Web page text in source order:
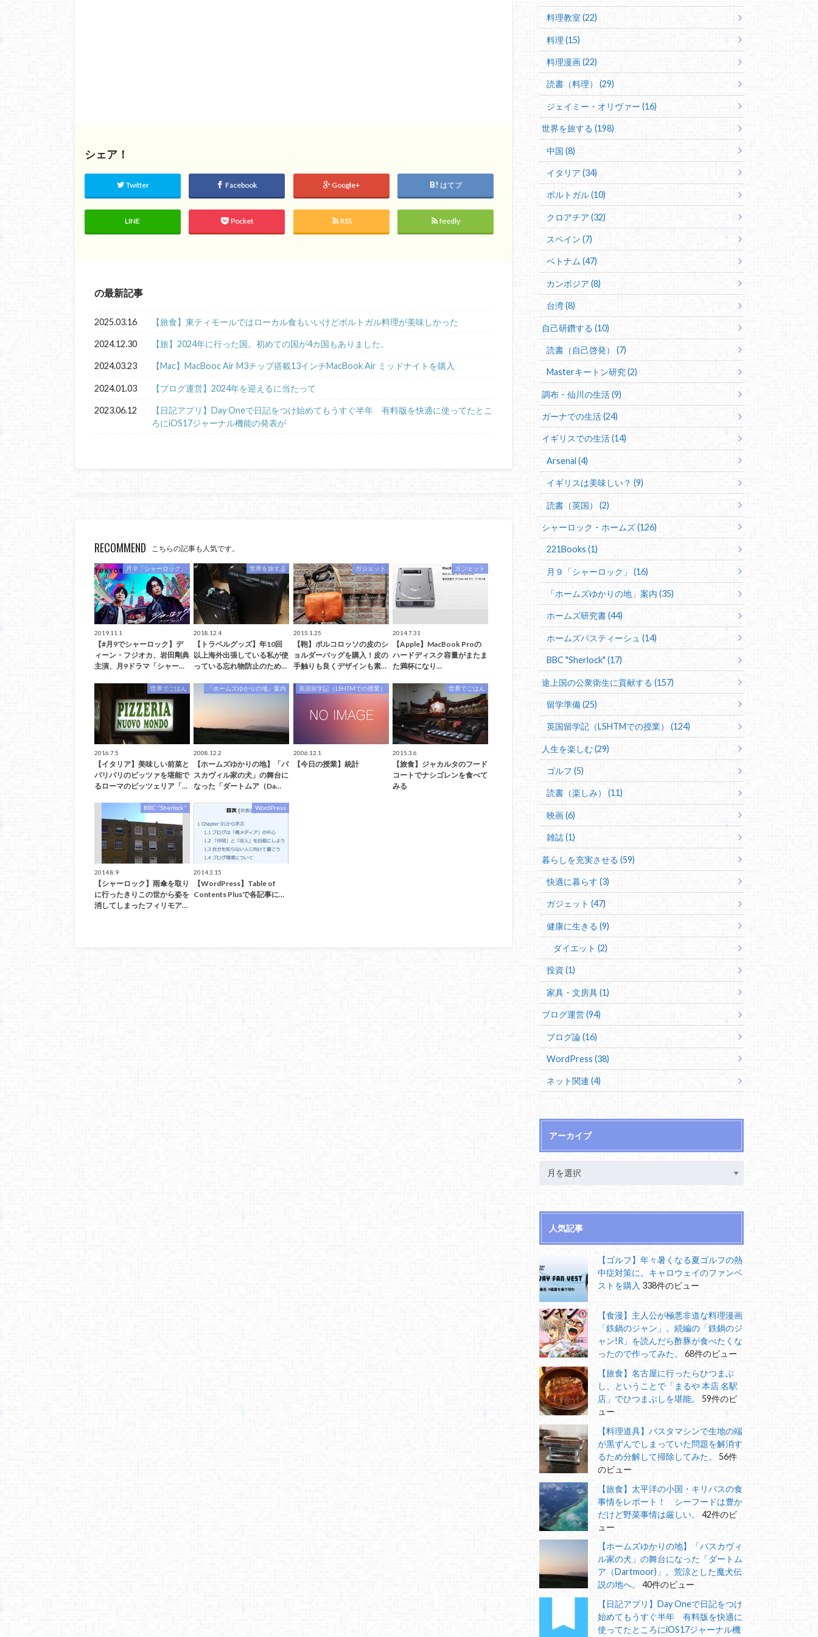
シェア！
Twitter Facebook Google+ はてブ
LINE Pocket RSS feedly
の最新記事
2025.03.16 【旅食】東ティモールではローカル食もいいけどポルトガル料理が美味しかった
2024.12.30 【旅】2024年に行った国。初めての国が4カ国もありました。
2024.03.23 【Mac】MacBooc Air M3チップ搭載13インチMacBook Air ミッドナイトを購入
2024.01.03 【ブログ運営】2024年を迎えるに当たって
2023.06.12
【日記アプリ】Day Oneで日記をつけ始めてもうすぐ半年 有料版を快適に使ってたとこ
ろにiOS17ジャーナル機能の発表が
RECOMMEND こちらの記事も人気です。
月９「シャーロック」
2019.11.1
【#月9でシャーロック】デ
ィーン・フジオカ、岩田剛典
主演、月9ドラマ「シャー…
世界を旅する
2018.12.4
【トラベルグッズ】年10回
以上海外出張している私が使
っている忘れ物防止のため…
ガジェット
2015.1.25
【鞄】ポルコロッソの皮のシ
ョルダーバッグを購入！皮の
手触りも良くデザインも素…
ガジェット
2014.7.31
【Apple】MacBook Proの
ハードディスク容量がまたま
た満杯になり…
世界でごはん
2016.7.5
【イタリア】美味しい前菜と
パリパリのピッツァを堪能で
るローマのピッツェリア「…
「ホームズゆかりの地」案内
2008.12.2
【ホームズゆかりの地】「バ
スカヴィル家の犬」の舞台に
なった「ダートムア（Da…
英国留学記（LSHTMでの授業）
2006.12.1
【今日の授業】統計
世界でごはん
2015.3.6
【旅食】ジャカルタのフード
コートでナシゴレンを食べて
みる
BBC "Sherlock"
2014.8.9
【シャーロック】雨傘を取り
に行ったきりこの世から姿を
消してしまったフィリモア…
WordPress
2014.3.15
【WordPress】Table of
Contents Plusで各記事に…
料理教室 (22)
料理 (15)
料理漫画 (22)
読書（料理） (29)
ジェイミー・オリヴァー (16)
世界を旅する (198)
中国 (8)
イタリア (34)
ポルトガル (10)
クロアチア (32)
スペイン (7)
ベトナム (47)
カンボジア (8)
台湾 (8)
自己研鑽する (10)
読書（自己啓発） (7)
Masterキートン研究 (2)
調布・仙川の生活 (9)
ガーナでの生活 (24)
イギリスでの生活 (14)
Arsenal (4)
イギリスは美味しい？ (9)
読書（英国） (2)
シャーロック・ホームズ (126)
221Books (1)
月９「シャーロック」 (16)
「ホームズゆかりの地」案内 (35)
ホームズ研究書 (44)
ホームズパスティーシュ (14)
BBC "Sherlock" (17)
途上国の公衆衛生に貢献する (157)
留学準備 (25)
英国留学記（LSHTMでの授業） (124)
人生を楽しむ (29)
ゴルフ (5)
読書（楽しみ） (11)
映画 (6)
雑誌 (1)
暮らしを充実させる (59)
快適に暮らす (3)
ガジェット (47)
健康に生きる (9)
ダイエット (2)
投資 (1)
家具・文房具 (1)
ブログ運営 (94)
ブログ論 (16)
WordPress (38)
ネット関連 (4)
アーカイブ
人気記事
【ゴルフ】年々暑くなる夏ゴルフの熱
中症対策に。キャロウェイのファンベ
ストを購入 338件のビュー
【食漫】主人公が極悪非道な料理漫画
「鉄鍋のジャン」。続編の「鉄鍋のジ
ャン!R」を読んだら酢豚が食べたくな
ったので作ってみた。
68件のビュー
【旅食】名古屋に行ったらひつまぶ
し、ということで「まるや 本店 名駅
店」でひつまぶしを堪能。
59件のビ
ュー
【料理道具】パスタマシンで生地の端
が黒ずんでしまっていた問題を解消す
るため分解して掃除してみた。
56件
のビュー
【旅食】太平洋の小国・キリバスの食
事情をレポート！ シーフードは豊か
だけど野菜事情は厳しい。
42件のビ
ュー
【ホームズゆかりの地】「バスカヴィ
ル家の犬」の舞台になった「ダートム
ア（Dartmoor)」。荒涼とした魔犬伝
説の地へ。
40件のビュー
【日記アプリ】Day Oneで日記をつけ
始めてもうすぐ半年 有料版を快適に
使ってたところにiOS17ジャーナル機